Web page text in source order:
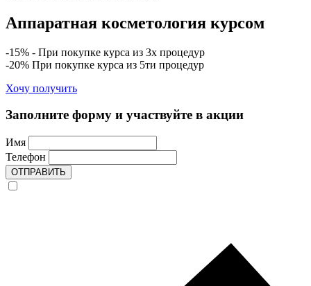
Аппаратная косметология курсом
-15% - При покупке курса из 3х процедур
-20% При покупке курса из 5ти процедур
Хочу получить
Заполните форму и участвуйте в акции
Имя
Телефон
ОТПРАВИТЬ